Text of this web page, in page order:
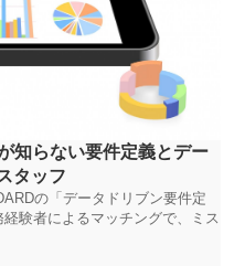
知らない要件定義とデー
タッフ
の「データドリブン要件定
験者によるマッチングで、ミス